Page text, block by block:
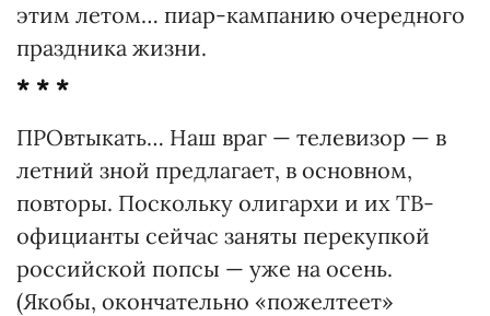
этим летом… пиар-кампанию очередного
праздника жизни.
* * *
ПРОвтыкать… Наш враг — телевизор — в
летний зной предлагает, в основном,
повторы. Поскольку олигархи и их ТВ-
официанты сейчас заняты перекупкой
российской попсы — уже на осень.
(Якобы, окончательно «пожелтеет»